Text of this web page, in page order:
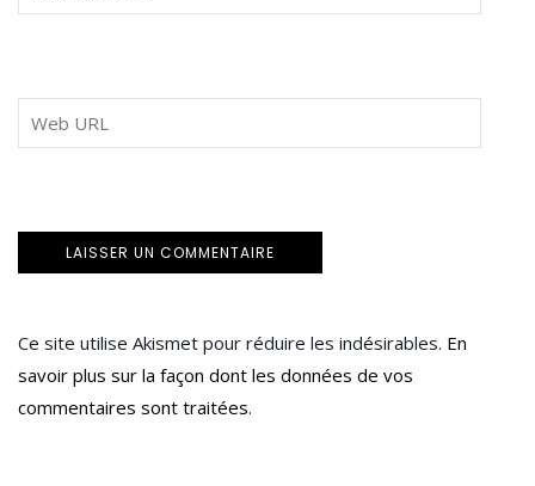
Ce site utilise Akismet pour réduire les indésirables. En
savoir plus sur la façon dont les données de vos
commentaires sont traitées.